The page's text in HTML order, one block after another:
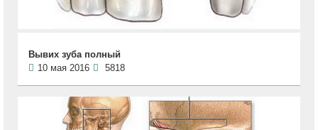
Вывих зуба полный
10 мая 2016
5818